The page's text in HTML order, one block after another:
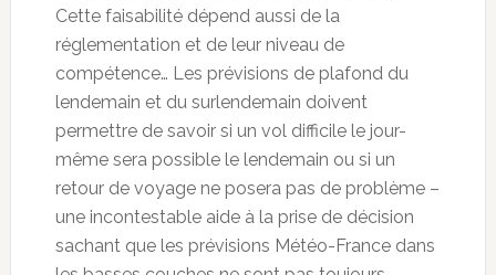
Cette faisabilité dépend aussi de la
réglementation et de leur niveau de
compétence… Les prévisions de plafond du
lendemain et du surlendemain doivent
permettre de savoir si un vol difficile le jour-
même sera possible le lendemain ou si un
retour de voyage ne posera pas de problème –
une incontestable aide à la prise de décision
sachant que les prévisions Météo-France dans